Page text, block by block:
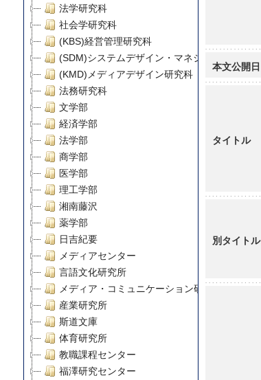
法学研究科
社会学研究科
(KBS)経営管理研究科
(SDM)システムデザイン・マネジメント研究科
(KMD)メディアデザイン研究科
法務研究科
文学部
経済学部
法学部
商学部
医学部
理工学部
湘南藤沢
薬学部
日吉紀要
メディアセンター
言語文化研究所
メディア・コミュニケーション研究所
産業研究所
斯道文庫
体育研究所
教職課程センター
福澤研究センター
本文公開日
タイトル
別タイトル